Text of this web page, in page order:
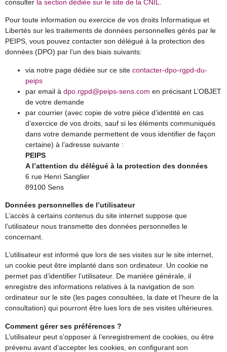
consulter la section dédiée sur le site de la CNIL
Pour toute information ou exercice de vos droits Informatique et
Libertés sur les traitements de données personnelles gérés par le
PEIPS, vous pouvez contacter son délégué à la protection des
données (DPO) par l’un des biais suivants:
via notre page dédiée sur ce site contacter-dpo-rgpd-du-
peips
par email à dpo.rgpd@peips-sens.com en précisant L’OBJET
de votre demande
par courrier (avec copie de votre pièce d’identité en cas
d’exercice de vos droits, sauf si les éléments communiqués
dans votre demande permettent de vous identifier de façon
certaine) à l’adresse suivante :
PEIPS
A l’attention du délégué à la protection des données
6 rue Henri Sanglier
89100 Sens
Données personnelles de l’utilisateur
L’accès à certains contenus du site internet suppose que
l’utilisateur nous transmette des données personnelles le
concernant.
L’utilisateur est informé que lors de ses visites sur le site internet,
un cookie peut être implanté dans son ordinateur. Un cookie ne
permet pas d’identifier l’utilisateur. De manière générale, il
enregistre des informations relatives à la navigation de son
ordinateur sur le site (les pages consultées, la date et l’heure de la
consultation) qui pourront être lues lors de ses visites ultérieures.
Comment gérer ses préférences ?
L’utilisateur peut s’opposer à l’enregistrement de cookies, ou être
prévenu avant d’accepter les cookies, en configurant son